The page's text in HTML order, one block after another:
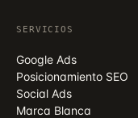
SERVICIOS
Google Ads
Posicionamiento SEO
Social Ads
Marca Blanca